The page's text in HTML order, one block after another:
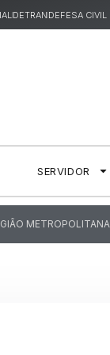
DETRANDEFESA CIVIL
SERVIDOR
METROPOLITANA